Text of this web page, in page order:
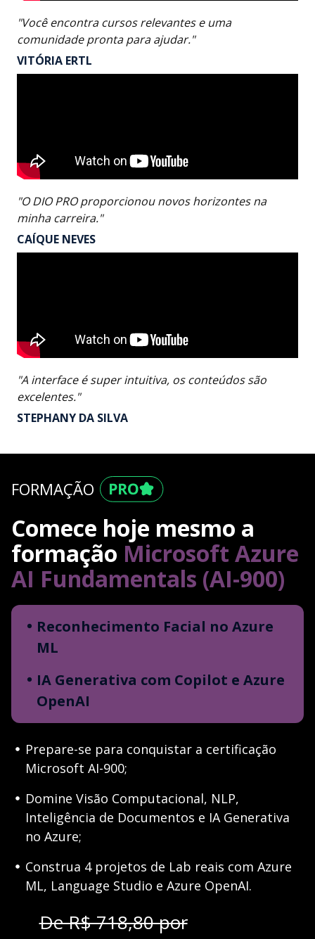
"Você encontra cursos relevantes e uma
comunidade pronta para ajudar."
VITÓRIA ERTL
"O DIO PRO proporcionou novos horizontes na
minha carreira."
CAÍQUE NEVES
"A interface é super intuitiva, os conteúdos são
excelentes."
STEPHANY DA SILVA
FORMAÇÃO
Comece hoje mesmo a
formação Microsoft Azure
AI Fundamentals (AI-900)
Reconhecimento Facial no Azure
ML
IA Generativa com Copilot e Azure
OpenAI
Prepare-se para conquistar a certificação
Microsoft AI-900;
Domine Visão Computacional, NLP,
Inteligência de Documentos e IA Generativa
no Azure;
Construa 4 projetos de Lab reais com Azure
ML, Language Studio e Azure OpenAI.
De R$ 718,80 por